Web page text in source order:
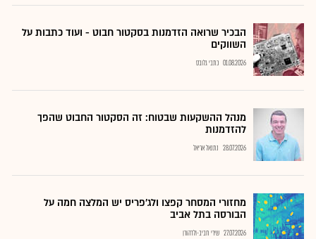
הבכיר שרואה הזדמנות בסקטור חבוט - ועוד כתבות על
השווקים
01.08.2026 כתבי גלובס
מנהל ההשקעות שבטוח: זה הסקטור החבוט שהפך
להזדמנות
28.07.2026 נתנאל אריאל
מחזורי המסחר קפצו ולג'פריס יש המלצה חמה על
הבורסה בתל אביב
27.07.2026 שירי חביב-ולדהורן